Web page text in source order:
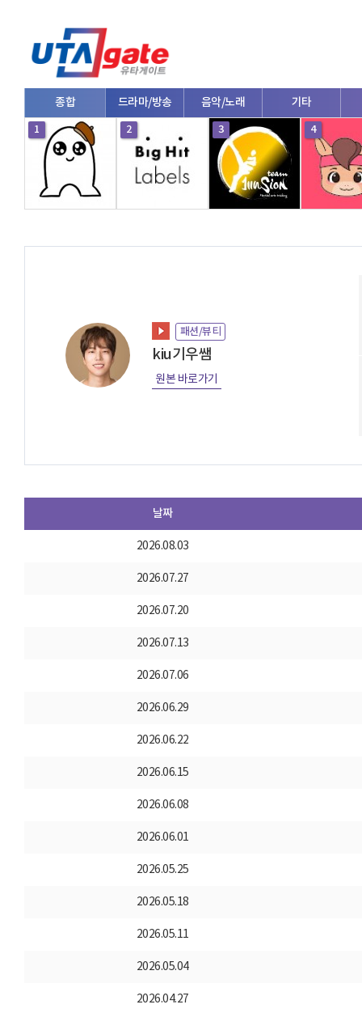
종합 드라마/방송 음악/노래 기타
1 2 3 4
패션/뷰티
kiu기우쌤
원본 바로가기
날짜
2026.08.03
2026.07.27
2026.07.20
2026.07.13
2026.07.06
2026.06.29
2026.06.22
2026.06.15
2026.06.08
2026.06.01
2026.05.25
2026.05.18
2026.05.11
2026.05.04
2026.04.27